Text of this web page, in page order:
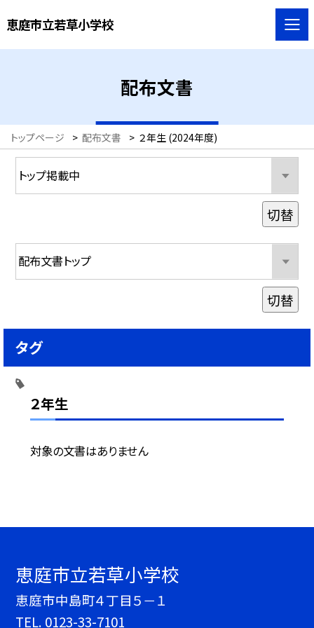
恵庭市立若草小学校
配布文書
トップページ > 配布文書 > ２年生 (2024年度)
２年生
対象の文書はありません
切替
切替
タグ
恵庭市立若草小学校
恵庭市中島町４丁目５－１
TEL. 0123-33-7101